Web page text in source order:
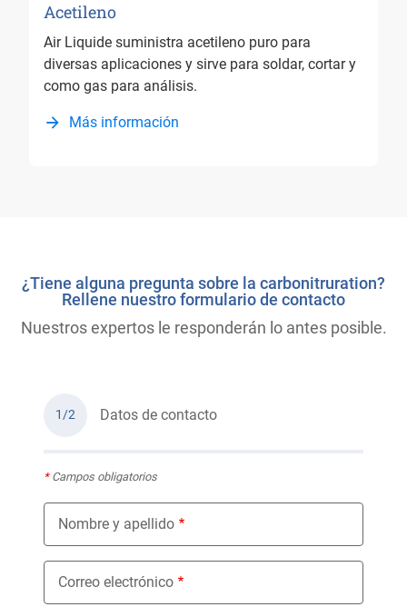
Acetileno
Air Liquide suministra acetileno puro para
diversas aplicaciones y sirve para soldar, cortar y
como gas para análisis.
Más información
¿Tiene alguna pregunta sobre la carbonitruration?
Rellene nuestro formulario de contacto
Nuestros expertos le responderán lo antes posible.
1/2 Datos de contacto
*Campos obligatorios
Nombre y apellido
Correo electrónico